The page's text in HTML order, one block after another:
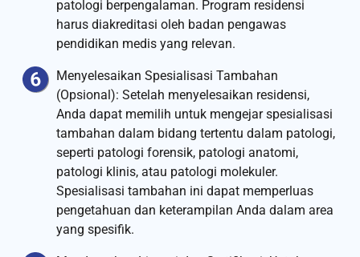
patologi berpengalaman. Program residensi
harus diakreditasi oleh badan pengawas
pendidikan medis yang relevan.
Menyelesaikan Spesialisasi Tambahan
(Opsional): Setelah menyelesaikan residensi,
Anda dapat memilih untuk mengejar spesialisasi
tambahan dalam bidang tertentu dalam patologi,
seperti patologi forensik, patologi anatomi,
patologi klinis, atau patologi molekuler.
Spesialisasi tambahan ini dapat memperluas
pengetahuan dan keterampilan Anda dalam area
yang spesifik.